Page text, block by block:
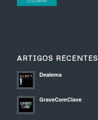
ARTIGOS RECENTES
Dealema
GraveComClave